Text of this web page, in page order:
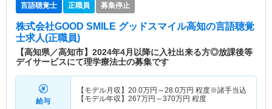
言語聴覚士 正職員 募集停止
株式会社GOOD SMILE グッドスマイル高知の言語聴覚
士求人(正職員)
【高知県／高知市】2024年4月以降に入社出来る方◎放課後等
デイサービスにて理学療法士の募集です
給与
【モデル月収】 20.0万円～28.0万円 程度※諸手当込
【モデル年収】 267万円～370万円 程度